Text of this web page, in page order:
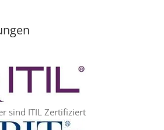
sind ITIL Zertifiziert